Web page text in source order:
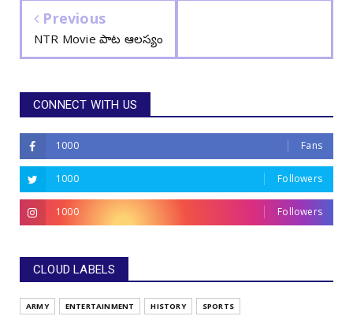
Previous
NTR Movie పాట ఆలస్యం
CONNECT WITH US
1000 Fans
1000 Followers
1000 Followers
CLOUD LABELS
ARMY ENTERTAINMENT HISTORY SPORTS